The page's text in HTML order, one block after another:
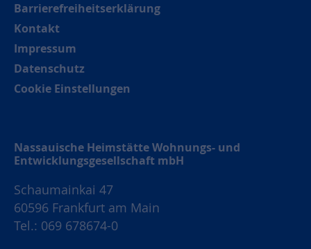
Barrierefreiheitserklärung
Kontakt
Impressum
Datenschutz
Cookie Einstellungen
Nassauische Heimstätte Wohnungs- und
Entwicklungsgesellschaft mbH
Schaumainkai 47
60596 Frankfurt am Main
Tel.: 069 678674-0